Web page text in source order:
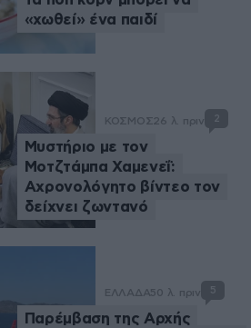
«χωθεί» ένα παιδί
ΚΟΣΜΟΣ26 λ. πριν 2
Μυστήριο με τον
Μοτζτάμπα Χαμενεΐ:
Αχρονολόγητο βίντεο τον
δείχνει ζωντανό
ΕΛΛΑΔΑ50 λ. πριν 5
Παρέμβαση της Αρχής